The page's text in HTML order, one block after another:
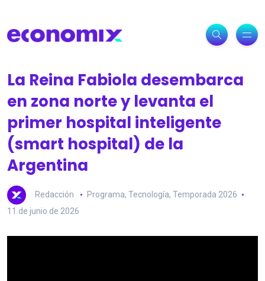
La Reina Fabiola desembarca
en zona norte y levanta el
primer hospital inteligente
(smart hospital) de la
Argentina
Redacción Programa, Tecnología, Temporada 2026
11 de junio de 2026